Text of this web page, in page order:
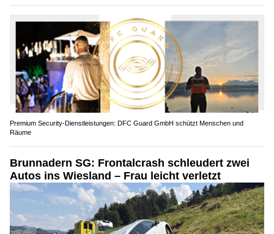
Premium Security-Dienstleistungen: DFC Guard GmbH schützt Menschen und
Räume
Brunnadern SG: Frontalcrash schleudert zwei
Autos ins Wiesland – Frau leicht verletzt